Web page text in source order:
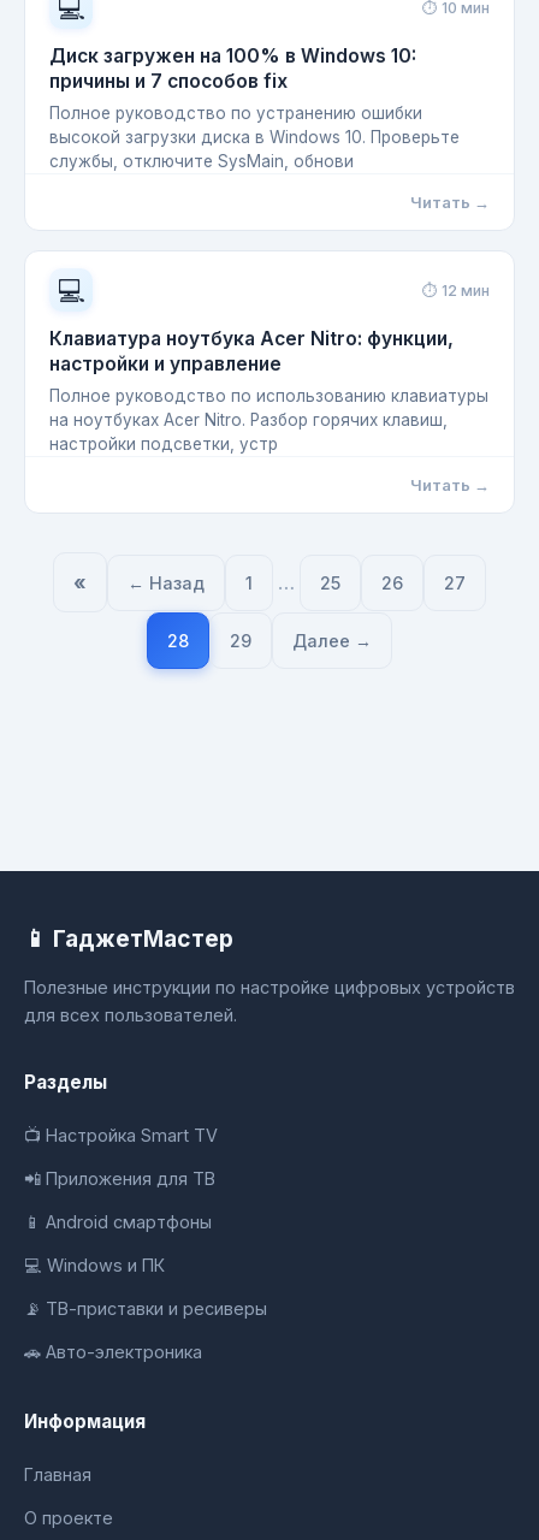
💻 ⏱ 10 мин
Диск загружен на 100% в Windows 10:
причины и 7 способов fix
Полное руководство по устранению ошибки
высокой загрузки диска в Windows 10. Проверьте
службы, отключите SysMain, обнови
Читать →
💻 ⏱ 12 мин
Клавиатура ноутбука Acer Nitro: функции,
настройки и управление
Полное руководство по использованию клавиатуры
на ноутбуках Acer Nitro. Разбор горячих клавиш,
настройки подсветки, устр
Читать →
« ← Назад 1 … 25 26 27
28 29 Далее →
📱 ГаджетМастер
Полезные инструкции по настройке цифровых устройств
для всех пользователей.
Разделы
📺 Настройка Smart TV
📲 Приложения для ТВ
📱 Android смартфоны
💻 Windows и ПК
📡 ТВ-приставки и ресиверы
🚗 Авто-электроника
Информация
Главная
О проекте